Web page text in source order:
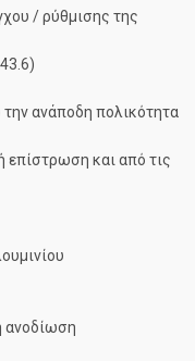
/ ρύθμισης της
την ανάποδη πολικότητα
επίστρωση και από τις
ανοδίωση